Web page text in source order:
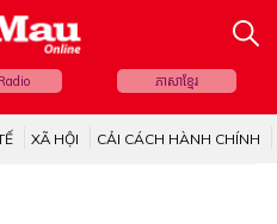
ភាសាខ្មែរ
XÃ HỘI CẢI CÁCH HÀNH CHÍNH